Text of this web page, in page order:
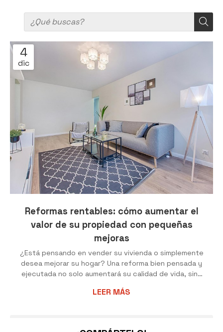
4
dic
Reformas rentables: cómo aumentar el
valor de su propiedad con pequeñas
mejoras
¿Está pensando en vender su vivienda o simplemente
desea mejorar su hogar? Una reforma bien pensada y
ejecutada no solo aumentará su calidad de vida, sino
son las más rentables? No se preocupe, no es
Chinto Grupo Inmobiliario le presentamos algunas ideas
LEER MÁS